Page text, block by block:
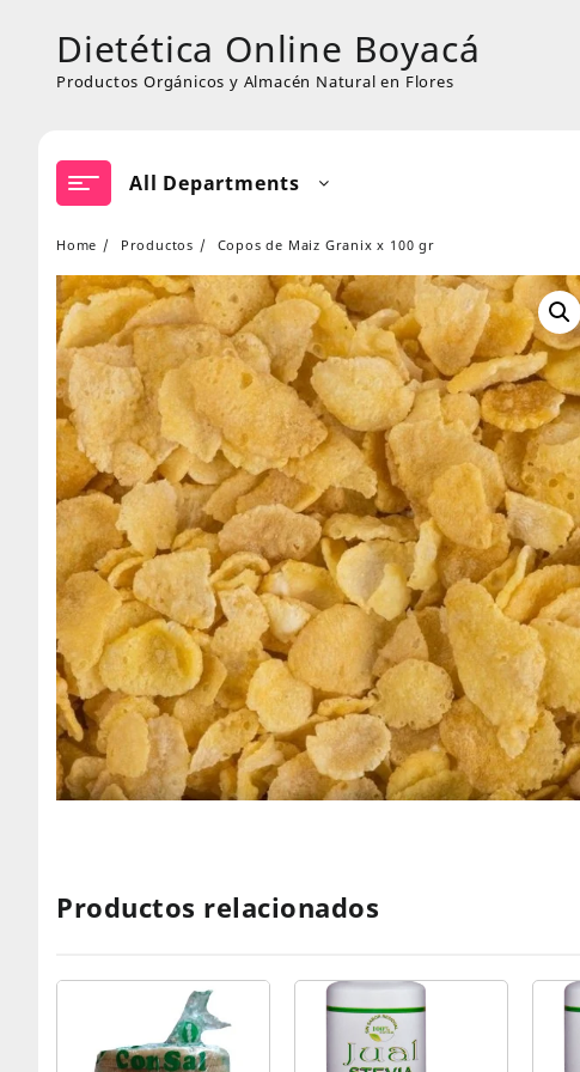
contentDietética Online Boyacá
Productos Orgánicos y Almacén Natural en Flores
All Departments
Home Productos Copos de Maiz Granix x 100 gr
Productos relacionados